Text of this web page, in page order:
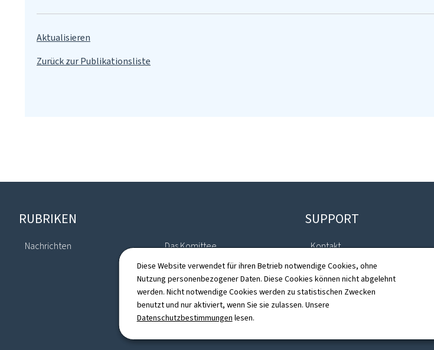
Diese Website verwendet für ihren Betrieb notwendige Cookies, ohne
Nutzung personenbezogener Daten. Diese Cookies können nicht abgelehnt
werden. Nicht notwendige Cookies werden zu statistischen Zwecken
benutzt und nur aktiviert, wenn Sie sie zulassen. Unsere
Datenschutzbestimmungen lesen.
Footer
RUBRIKEN
Nachrichten Das Komittee
SUPPORT
Kontakt
Sitemap
Informationen zur Webseite